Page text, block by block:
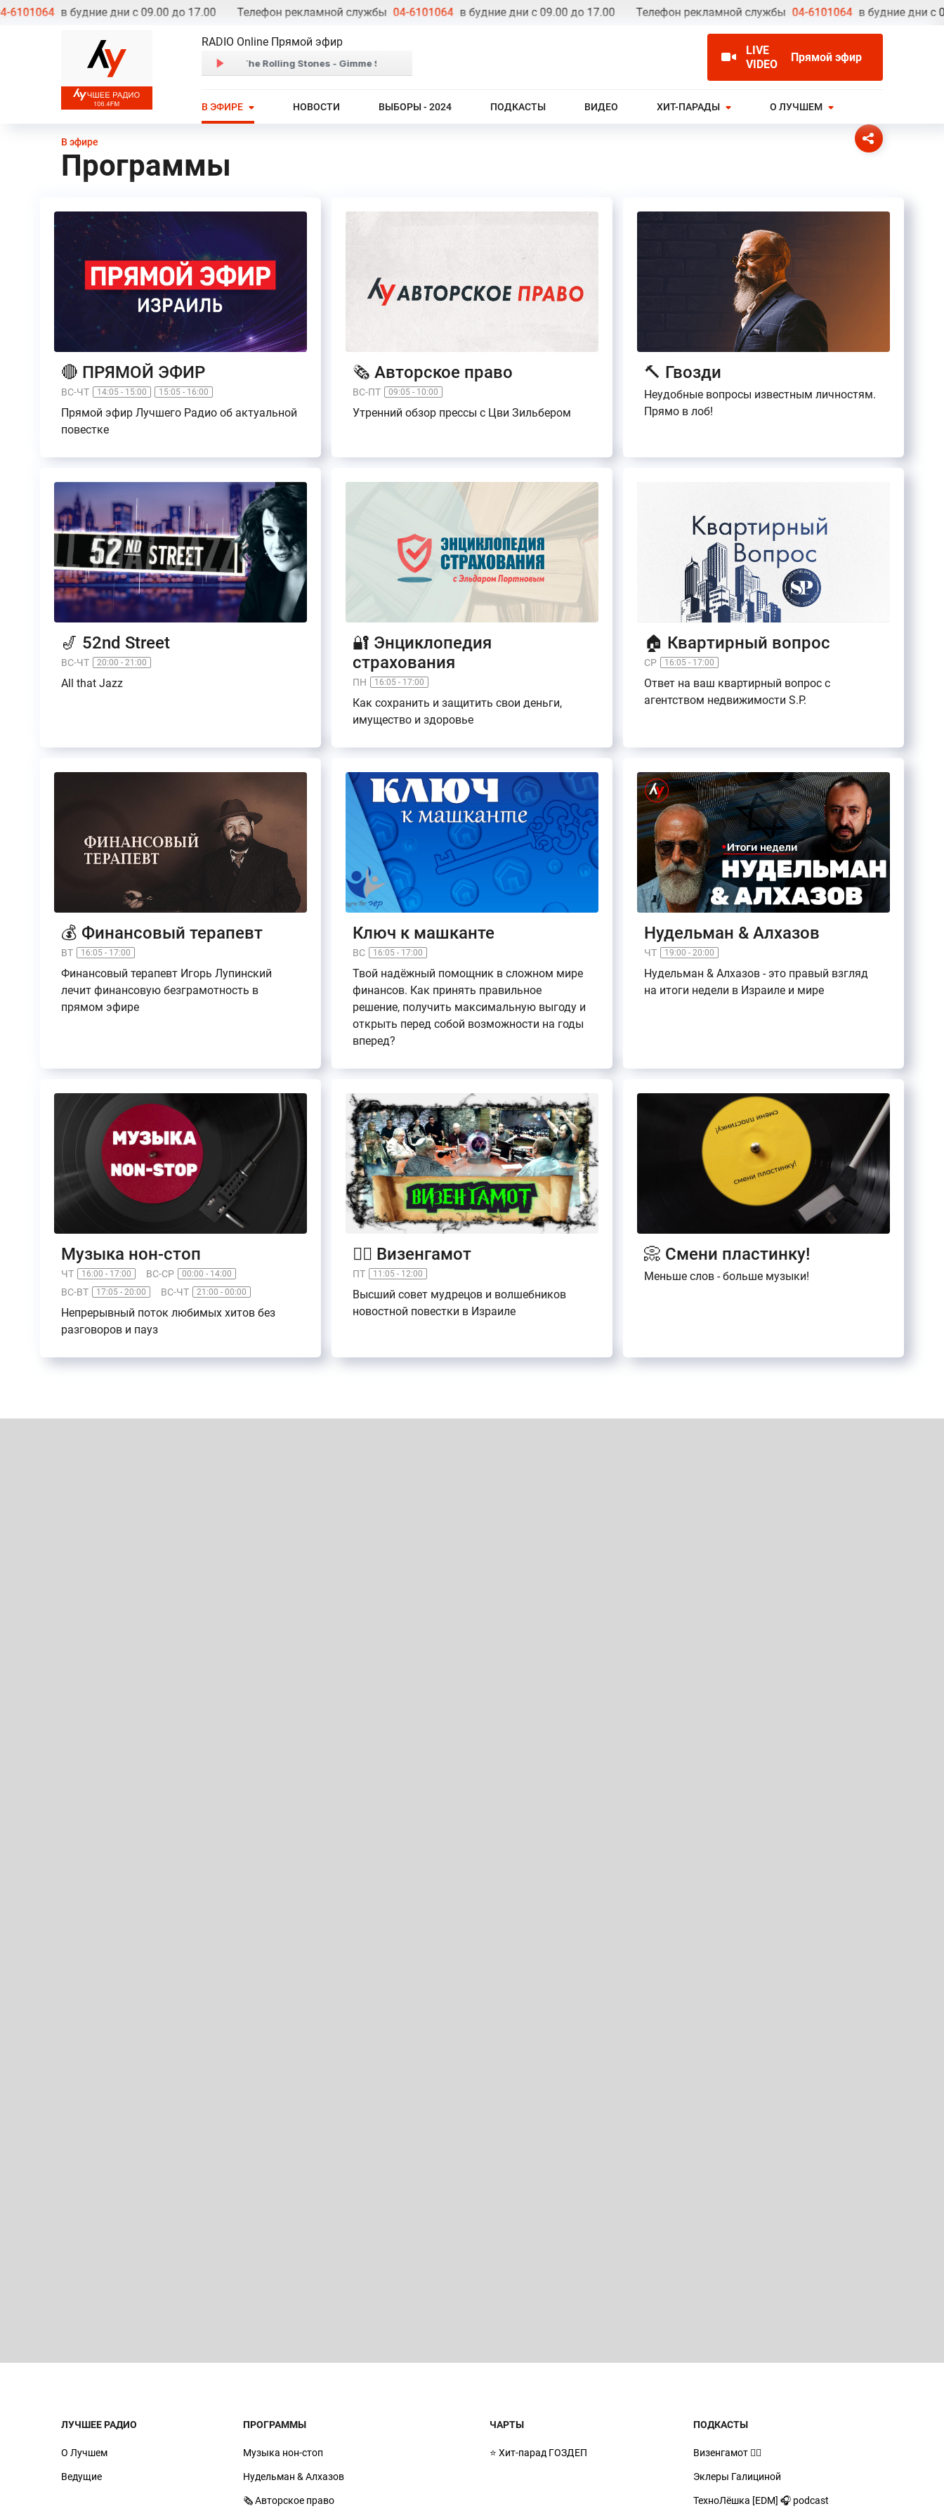
в будние дни с 09.00 до 17.00 Телефон рекламной службы 04-6101064 в будние дни с 09.00 до 17.00 Телефон рекламной службы 04-6101064 в будние дни с 09.00
RADIO Online Прямой эфир
LIVE
VIDEO
Прямой эфир
В ЭФИРЕ НОВОСТИ ВЫБОРЫ - 2024 ПОДКАСТЫ ВИДЕО ХИТ-ПАРАДЫ О ЛУЧШЕМ
В эфире
Программы
🔴 ПРЯМОЙ ЭФИР
ВС-ЧТ 14:05 - 15:00 15:05 - 16:00
Прямой эфир Лучшего Радио об актуальной
повестке
🗞️ Авторское право
ВС-ПТ 09:05 - 10:00
Утренний обзор прессы с Цви Зильбером
🔨 Гвозди
Неудобные вопросы известным личностям.
Прямо в лоб!
🎷 52nd Street
ВС-ЧТ 20:00 - 21:00
All that Jazz
🔐 Энциклопедия
страхования
ПН 16:05 - 17:00
Как сохранить и защитить свои деньги,
имущество и здоровье
🏠 Квартирный вопрос
СР 16:05 - 17:00
Ответ на ваш квартирный вопрос с
агентством недвижимости S.P.
💰 Финансовый терапевт
ВТ 16:05 - 17:00
Финансовый терапевт Игорь Лупинский
лечит финансовую безграмотность в
прямом эфире
Ключ к машканте
ВС 16:05 - 17:00
Твой надёжный помощник в сложном мире
финансов. Как принять правильное
решение, получить максимальную выгоду и
открыть перед собой возможности на годы
вперед?
Нудельман & Алхазов
ЧТ 19:00 - 20:00
Нудельман & Алхазов - это правый взгляд
на итоги недели в Израиле и мире
Музыка нон-стоп
ЧТ 16:00 - 17:00 ВС-СР 00:00 - 14:00
ВС-ВТ 17:05 - 20:00 ВС-ЧТ 21:00 - 00:00
Непрерывный поток любимых хитов без
разговоров и пауз
🧙‍♂️ Визенгамот
ПТ 11:05 - 12:00
Высший совет мудрецов и волшебников
новостной повестки в Израиле
📀 Смени пластинку!
Меньше слов - больше музыки!
ЛУЧШЕЕ РАДИО
О Лучшем
Ведущие
ПРОГРАММЫ
Музыка нон-стоп
Нудельман & Алхазов
🗞️ Авторское право
ЧАРТЫ
⭐ Хит-парад ГОЗДЕП
ПОДКАСТЫ
Визенгамот 🧙‍♂️
Эклеры Галициной
ТехноЛёшка [EDM] 🎧 podcast